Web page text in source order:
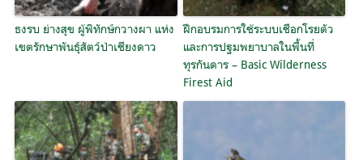
ธงรบ ย่างสุข ผู้พิทักษ์กวางผา แห่ง
เขตรักษาพันธุ์สัตว์ป่าเชียงดาว
ฝึกอบรมการใช้ระบบเชือกโรยตัว
และการปฐมพยาบาลในพื้นที่
ทุรกันดาร – Basic Wilderness
Firest Aid